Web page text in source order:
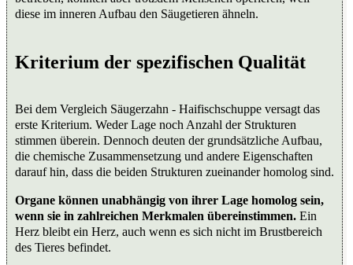
diese im inneren Aufbau den Säugetieren ähneln.
Kriterium der spezifischen Qualität
Bei dem Vergleich Säugerzahn - Haifischschuppe versagt das
erste Kriterium. Weder Lage noch Anzahl der Strukturen
stimmen überein. Dennoch deuten der grundsätzliche Aufbau,
die chemische Zusammensetzung und andere Eigenschaften
darauf hin, dass die beiden Strukturen zueinander homolog sind.
Organe können unabhängig von ihrer Lage homolog sein,
wenn sie in zahlreichen Merkmalen übereinstimmen. Ein
Herz bleibt ein Herz, auch wenn es sich nicht im Brustbereich
des Tieres befindet.